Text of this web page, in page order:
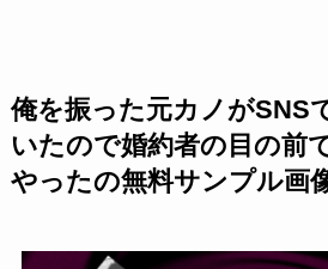
俺を振った元カノがSNS
いたので婚約者の目の前
やったの無料サンプル画